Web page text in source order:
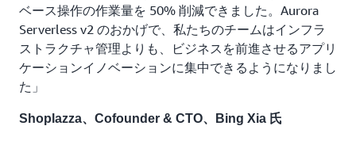
ベース操作の作業量を 50% 削減できました。Aurora
Serverless v2 のおかげで、私たちのチームはインフラ
ストラクチャ管理よりも、ビジネスを前進させるアプリ
ケーションイノベーションに集中できるようになりまし
た」
Shoplazza、Cofounder & CTO、Bing Xia 氏